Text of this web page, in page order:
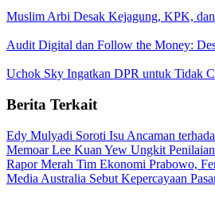
Muslim Arbi Desak Kejagung, KPK,
Audit Digital dan Follow the Money:
Uchok Sky Ingatkan DPR untuk Tidak
Berita Terkait
Edy Mulyadi Soroti Isu Ancaman
Memoar Lee Kuan Yew Ungkit
Rapor Merah Tim Ekonomi Prabowo,
Media Australia Sebut Kepercayaan